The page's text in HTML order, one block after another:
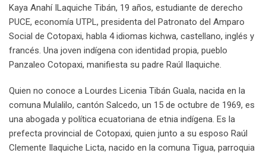
Kaya Anahí ILaquiche Tibán, 19 años, estudiante de derecho
PUCE, economía UTPL, presidenta del Patronato del Amparo
Social de Cotopaxi, habla 4 idiomas kichwa, castellano, inglés y
francés. Una joven indígena con identidad propia, pueblo
Panzaleo Cotopaxi, manifiesta su padre Raúl Ilaquiche.
Quien no conoce a Lourdes Licenia Tibán Guala, nacida en la
comuna Mulalilo, cantón Salcedo, un 15 de octubre de 1969, es
una abogada y política ecuatoriana de etnia indígena. Es la
prefecta provincial de Cotopaxi, quien junto a su esposo Raúl
Clemente Ilaquiche Licta, nacido en la comuna Tigua, parroquia